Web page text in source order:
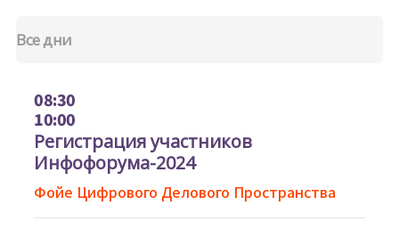
Все дни
08:30
10:00
Регистрация участников
Инфофорума-2024
Фойе Цифрового Делового Пространства